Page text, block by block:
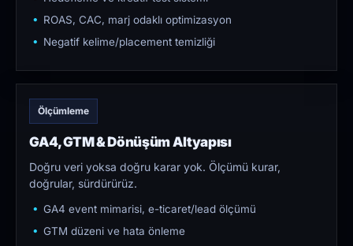
ROAS, CAC, marj odaklı optimizasyon
Negatif kelime/placement temizliği
Ölçümleme
GA4, GTM & Dönüşüm Altyapısı
Doğru veri yoksa doğru karar yok. Ölçümü kurar,
doğrular, sürdürürüz.
GA4 event mimarisi, e-ticaret/lead ölçümü
GTM düzeni ve hata önleme